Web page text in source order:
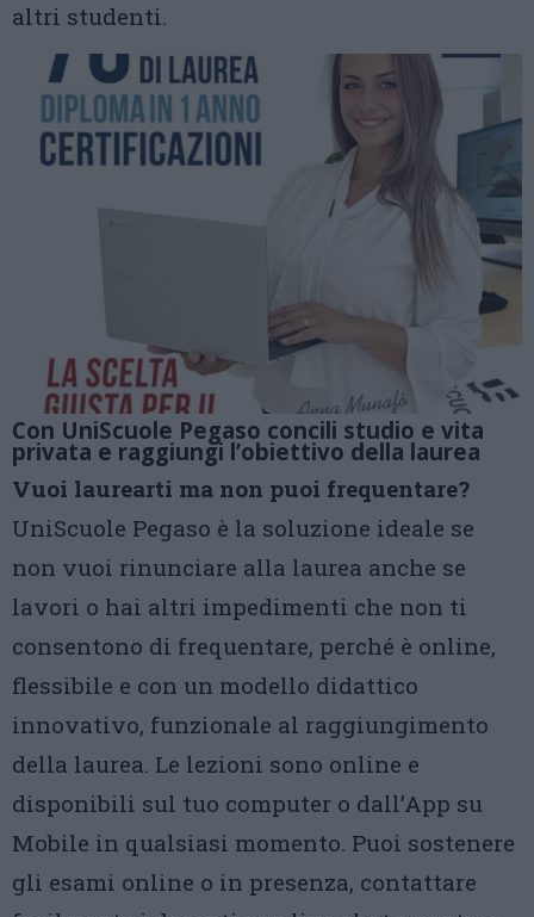
altri studenti.
Con UniScuole Pegaso concili studio e vita
privata e raggiungi l’obiettivo della laurea
Vuoi laurearti ma non puoi frequentare?
UniScuole Pegaso è la soluzione ideale se
non vuoi rinunciare alla laurea anche se
lavori o hai altri impedimenti che non ti
consentono di frequentare, perché è online,
flessibile e con un modello didattico
innovativo, funzionale al raggiungimento
della laurea. Le lezioni sono online e
disponibili sul tuo computer o dall’App su
Mobile in qualsiasi momento. Puoi sostenere
gli esami online o in presenza, contattare